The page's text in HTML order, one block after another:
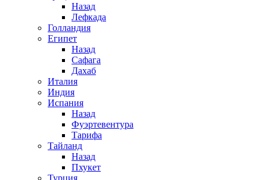
Назад
Лефкада
Голландия
Египет
Назад
Сафага
Дахаб
Италия
Индия
Испания
Назад
Фуэртевентура
Тарифа
Тайланд
Назад
Пхукет
Турция